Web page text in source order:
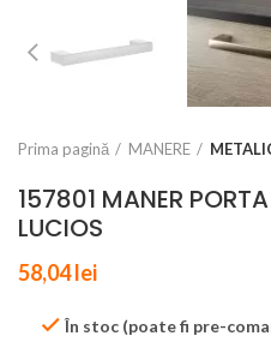
Prima pagină MANERE
157801 MANER
LUCIOS
58,04lei
În stoc (poate fi pre-